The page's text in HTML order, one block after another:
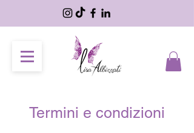
Termini e condizioni